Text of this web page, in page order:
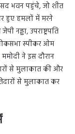
भवन पहुंचे, जो शीत
हुए हमलों में मरने
नड्डा, उपराष्ट्रपति
स्पीकर ओम
ने इस दौरान
से मुलाकात की और
से मुलाकात कर